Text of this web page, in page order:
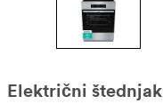
Električni štednjak